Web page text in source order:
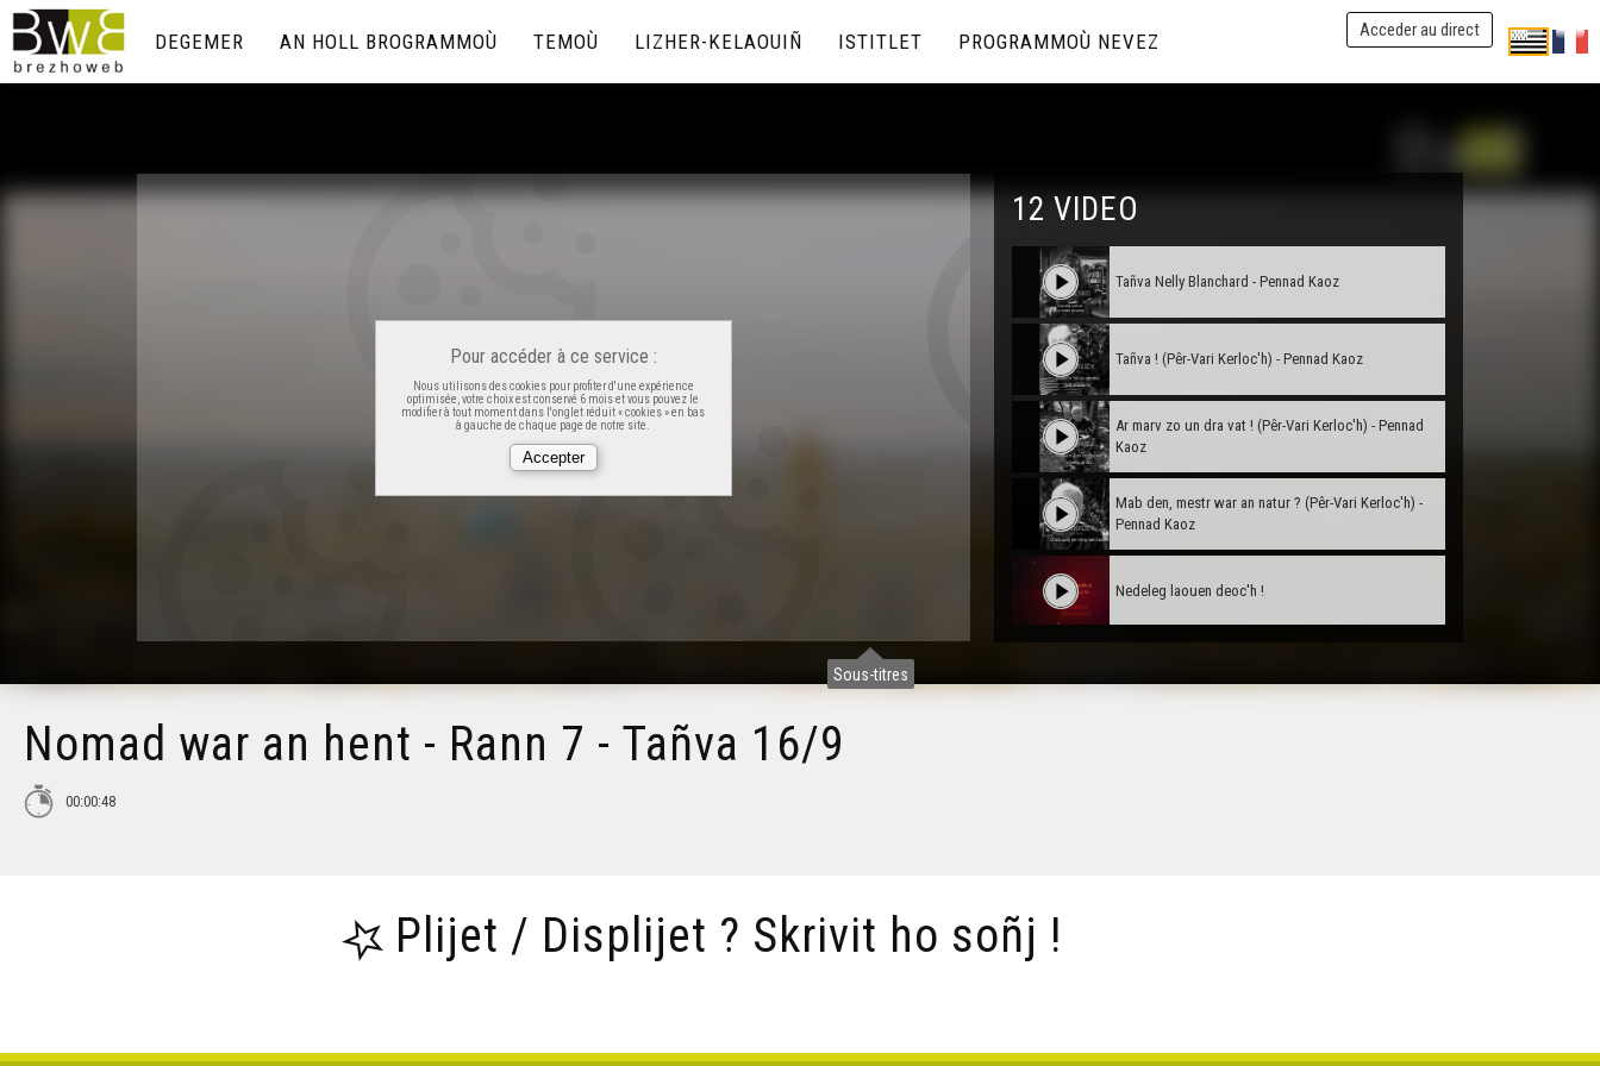
Acceder au direct
DEGEMER AN HOLL BROGRAMMOÙ TEMOÙ LIZHER-KELAOUIÑ ISTITLET PROGRAMMOÙ NEVEZ
Sous-titres
Pour accéder à ce service :
Nous utilisons des cookies pour profiter d'une expérience
optimisée, votre choix est conservé 6 mois et vous pouvez le
modifier à tout moment dans l'onglet réduit « cookies » en bas
à gauche de chaque page de notre site.
12 VIDEO
Tañva Nelly Blanchard - Pennad Kaoz
Tañva ! (Pêr-Vari Kerloc'h) - Pennad Kaoz
Ar marv zo un dra vat ! (Pêr-Vari Kerloc'h) - Pennad
Kaoz
Mab den, mestr war an natur ? (Pêr-Vari Kerloc'h) -
Pennad Kaoz
Nedeleg laouen deoc'h !
Tañva Anv ar Rozenn - stumm 9:16 - VBSTB
Nomad war an hent - Rann 7 - Tañva 16/9
00:00:48
Plijet / Displijet ? Skrivit ho soñj !